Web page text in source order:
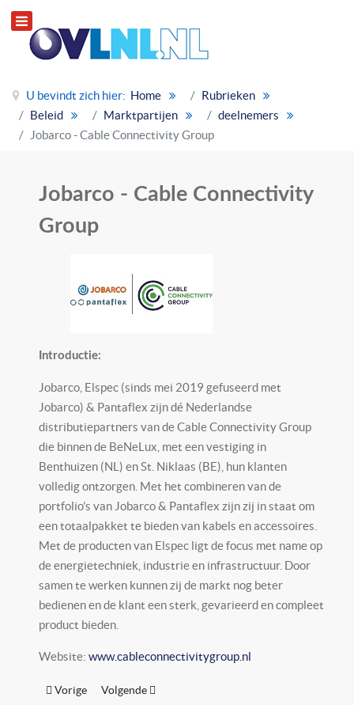
U bevindt zich hier: Home
Rubrieken
Beleid
Marktpartijen
deelnemers
Jobarco - Cable Connectivity Group
Jobarco - Cable Connectivity
Group
Introductie:
Jobarco, Elspec (sinds mei 2019 gefuseerd met
Jobarco) & Pantaflex zijn dé Nederlandse
distributiepartners van de Cable Connectivity Group
die binnen de BeNeLux, met een vestiging in
Benthuizen (NL) en St. Niklaas (BE), hun klanten
volledig ontzorgen. Met het combineren van de
portfolio’s van Jobarco & Pantaflex zijn zij in staat om
een totaalpakket te bieden van kabels en accessoires.
Met de producten van Elspec ligt de focus met name op
de energietechniek, industrie en infrastructuur. Door
samen te werken kunnen zij de markt nog beter
bedienen en de klant een sterk, gevarieerd en compleet
product bieden.
Website: www.cableconnectivitygroup.nl
Vorig artikel: Innolumis
Vorige Volgende artikel: Klifman Lichttechniek
Volgende